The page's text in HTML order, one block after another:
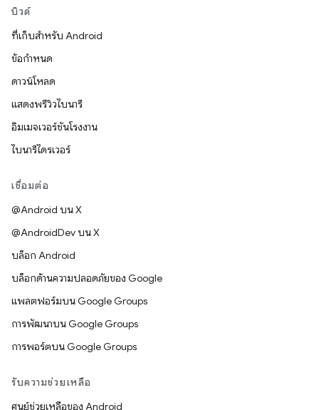
บิวด์
ที่เก็บสำหรับ Android
ข้อกำหนด
ดาวน์โหลด
แสดงพรีวิวไบนารี
อิมเมจเวอร์ชันโรงงาน
ไบนารีไดรเวอร์
เชื่อมต่อ
@Android บน X
@AndroidDev บน X
บล็อก Android
บล็อกด้านความปลอดภัยของ Google
แพลตฟอร์มบน Google Groups
การพัฒนาบน Google Groups
การพอร์ตบน Google Groups
รับความช่วยเหลือ
ศูนย์ช่วยเหลือของ Android